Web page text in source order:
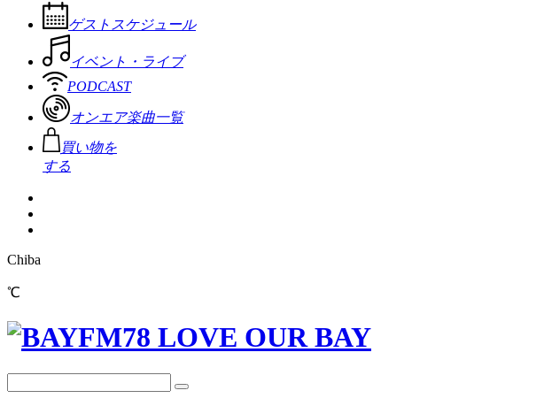
ゲストスケジュール
イベント・ライブ
PODCAST
オンエア楽曲一覧
買い物を
する
Chiba
℃